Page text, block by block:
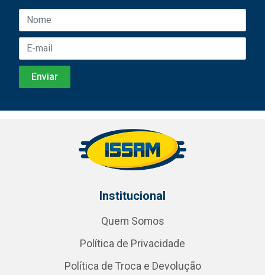
Institucional
Quem Somos
Política de Privacidade
Política de Troca e Devolução